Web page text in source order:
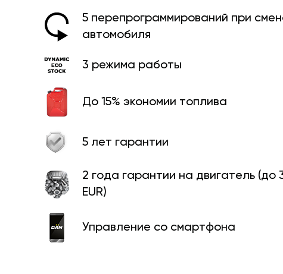
5 перепрограмми­рований при
автомобиля
3 режима работы
До 15% экономии топлива
5 лет гарантии
2 года гарантии на двигатель (до
EUR)
Управление со смартфона